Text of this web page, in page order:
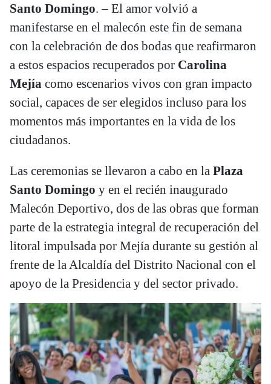
Santo Domingo. – El amor volvió a
manifestarse en el malecón este fin de semana
con la celebración de dos bodas que reafirmaron
a estos espacios recuperados por Carolina
Mejía como escenarios vivos con gran impacto
social, capaces de ser elegidos incluso para los
momentos más importantes en la vida de los
ciudadanos.
Las ceremonias se llevaron a cabo en la Plaza
Santo Domingo y en el recién inaugurado
Malecón Deportivo, dos de las obras que forman
parte de la estrategia integral de recuperación del
litoral impulsada por Mejía durante su gestión al
frente de la Alcaldía del Distrito Nacional con el
apoyo de la Presidencia y del sector privado.